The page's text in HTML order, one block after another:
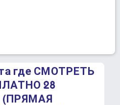
где СМОТРЕТЬ
28
(ПРЯМАЯ